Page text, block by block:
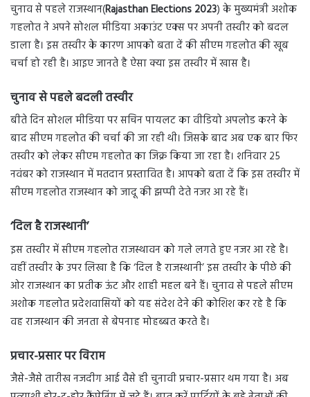
चुनाव से पहले राजस्थान(Rajasthan Elections 2023) के मुख्यमंत्री अशोक
गहलोत ने अपने सोशल मीडिया अकाउंट एक्स पर अपनी तस्वीर को बदल
डाला है। इस तस्वीर के कारण आपको बता दें की सीएम गहलोत की खूब
चर्चा हो रही है। आइए जानते है ऐसा क्या इस तस्वीर में खास है।
चुनाव से पहले बदली तस्वीर
बीते दिन सोशल मीडिया पर सचिन पायलट का वीडियो अपलोड करने के
बाद सीएम गहलोत की चर्चा की जा रही थी। जिसके बाद अब एक बार फिर
तस्वीर को लेकर सीएम गहलोत का जिक्र किया जा रहा है। शनिवार 25
नवंबर को राजस्थान में मतदान प्रस्तावित है। आपको बता दें कि इस तस्वीर में
सीएम गहलोत राजस्थान को जादू की झप्पी देते नजर आ रहे हैं।
‘दिल है राजस्थानी’
इस तस्वीर में सीएम गहलोत राजस्थावन को गले लगते हुए नजर आ रहे है।
वहीं तस्वीर के उपर लिखा है कि ‘दिल है राजस्थानी’ इस तस्वीर के पीछे की
ओर राजस्थान का प्रतीक ऊंट और शाही महल बने हैं। चुनाव से पहले सीएम
अशोक गहलोत प्रदेशवासियों को यह संदेश देने की कोशिश कर रहे है कि
वह राजस्थान की जनता से बेपनाह मोहब्बत करते है।
प्रचार-प्रसार पर विराम
जैसे-जैसे तारीख नजदीग आई वैसे ही चुनावी प्रचार-प्रसार थम गया है। अब